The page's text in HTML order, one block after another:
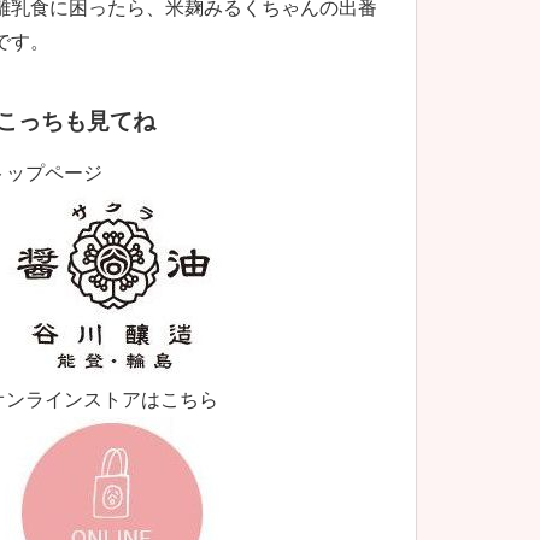
乳食に困ったら、米麹みるくちゃんの出番
す。
っちも見てね
ップページ
ンラインストアはこちら